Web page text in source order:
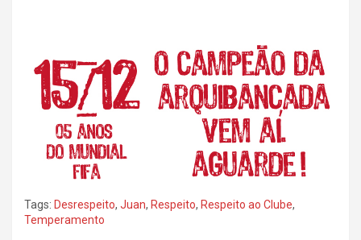
Tags: Desrespeito, Juan, Respeito, Respeito ao Clube,
Temperamento